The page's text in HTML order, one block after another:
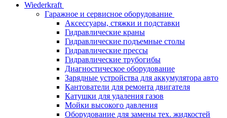
Wiederkraft
Гаражное и сервисное оборудование
Аксессуары, стяжки и подставки
Гидравлические краны
Гидравлические подъемные столы
Гидравлические прессы
Гидравлические трубогибы
Диагностическое оборудование
Зарядные устройства для аккумулятора авто
Кантователи для ремонта двигателя
Катушки для удаления газов
Мойки высокого давления
Оборудование для замены тех. жидкостей